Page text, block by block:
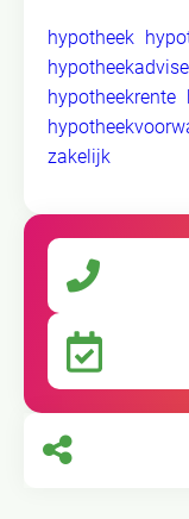
hypotheek
hypotheekrente
zakelijk